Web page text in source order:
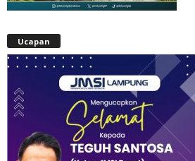
Ucapan